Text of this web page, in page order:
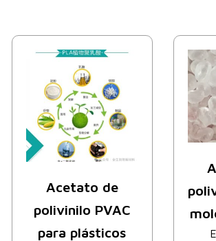
Acetato de
polivinilo PVAC
para plásticos